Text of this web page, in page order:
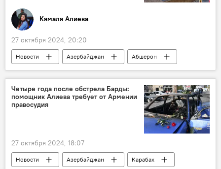
Кямаля Алиева
27 октября 2024, 20:20
Новости Азербайджан
Абшерон
Баку
Эмин Агаларов
Sea Breeze
Литература
Россия
Кинематограф
Сценарист
Вице-президент Фонда Гейдара Алиева Лейла Алиева
Анар
Четыре года после обстрела Барды:
помощник Алиева требует от Армении
правосудия
27 октября 2024, 18:07
Новости Азербайджан
Карабах